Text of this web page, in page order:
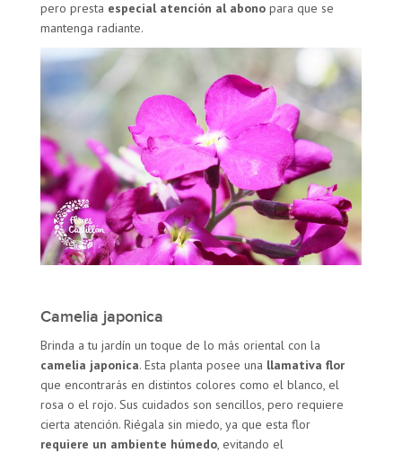
pero presta especial atención al abono para que se
mantenga radiante.
Camelia japonica
Brinda a tu jardín un toque de lo más oriental con la
camelia japonica. Esta planta posee una llamativa flor
que encontrarás en distintos colores como el blanco, el
rosa o el rojo. Sus cuidados son sencillos, pero requiere
cierta atención. Riégala sin miedo, ya que esta flor
requiere un ambiente húmedo, evitando el